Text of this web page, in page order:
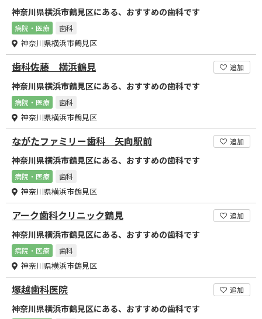
神奈川県横浜市鶴見区にある、おすすめの歯科です
病院・医療 歯科
神奈川県横浜市鶴見区
歯科佐藤 横浜鶴見 追加
神奈川県横浜市鶴見区にある、おすすめの歯科です
病院・医療 歯科
神奈川県横浜市鶴見区
ながたファミリー歯科 矢向駅前 追加
神奈川県横浜市鶴見区にある、おすすめの歯科です
病院・医療 歯科
神奈川県横浜市鶴見区
アーク歯科クリニック鶴見 追加
神奈川県横浜市鶴見区にある、おすすめの歯科です
病院・医療 歯科
神奈川県横浜市鶴見区
塚越歯科医院 追加
神奈川県横浜市鶴見区にある、おすすめの歯科です